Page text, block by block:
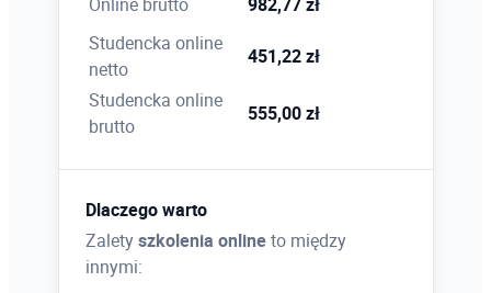
punktów, zastosowanie bloków podczas pracy z
chmurą, rzutowanie linii na płaszczyznę XY
aktualnego LUW, porady dotyczące pracy z
chmurami punktów
Studencka online
netto
451,22 zł
Studencka online
brutto
555,00 zł
Dlaczego warto
Zaletyszkolenia onlineto między
innymi: